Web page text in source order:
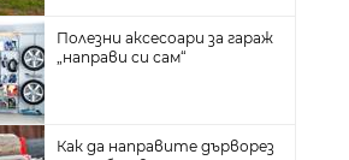
си ръце
ями
и добре
под
Полезни аксесоари за гараж
„направи си сам“
Как да направите дърворез